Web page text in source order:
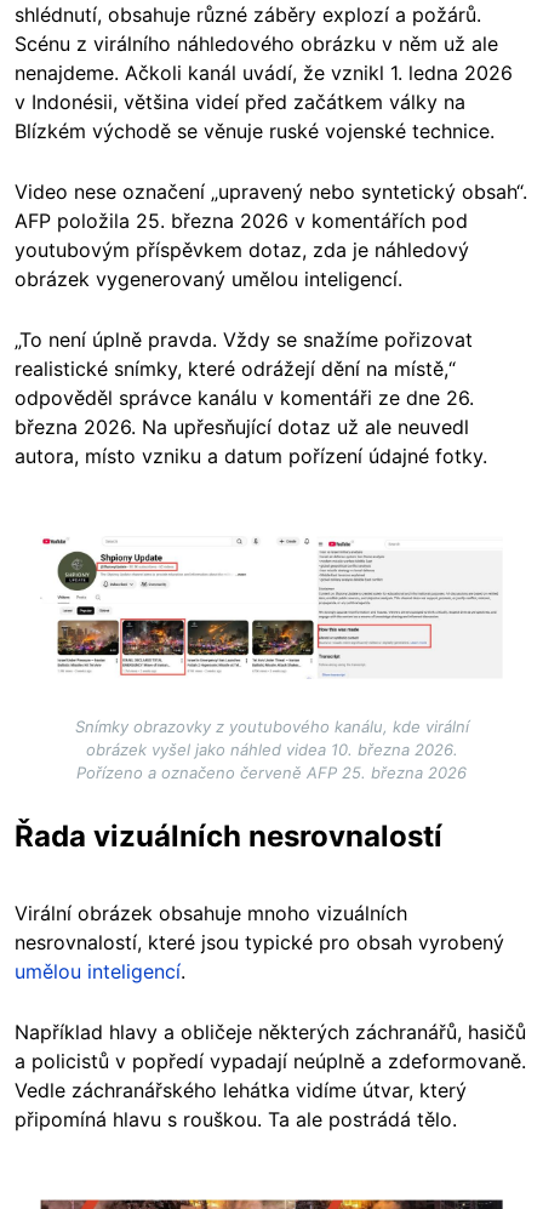
shlédnutí, obsahuje různé záběry explozí a požárů.
Scénu z virálního náhledového obrázku v něm už ale
nenajdeme. Ačkoli kanál uvádí, že vznikl 1. ledna 2026
v Indonésii, většina videí před začátkem války na
Blízkém východě se věnuje ruské vojenské technice.
Video nese označení „upravený nebo syntetický obsah“.
AFP položila 25. března 2026 v komentářích pod
youtubovým příspěvkem dotaz, zda je náhledový
obrázek vygenerovaný umělou inteligencí.
„To není úplně pravda. Vždy se snažíme pořizovat
realistické snímky, které odrážejí dění na místě,“
odpověděl správce kanálu v komentáři ze dne 26.
března 2026. Na upřesňující dotaz už ale neuvedl
autora, místo vzniku a datum pořízení údajné fotky.
Image
Snímky obrazovky z youtubového kanálu, kde virální
obrázek vyšel jako náhled videa 10. března 2026.
Pořízeno a označeno červeně AFP 25. března 2026
Řada vizuálních nesrovnalostí
Virální obrázek obsahuje mnoho vizuálních
nesrovnalostí, které jsou typické pro obsah vyrobený
umělou inteligencí.
Například hlavy a obličeje některých záchranářů, hasičů
a policistů v popředí vypadají neúplně a zdeformovaně.
Vedle záchranářského lehátka vidíme útvar, který
připomíná hlavu s rouškou. Ta ale postrádá tělo.